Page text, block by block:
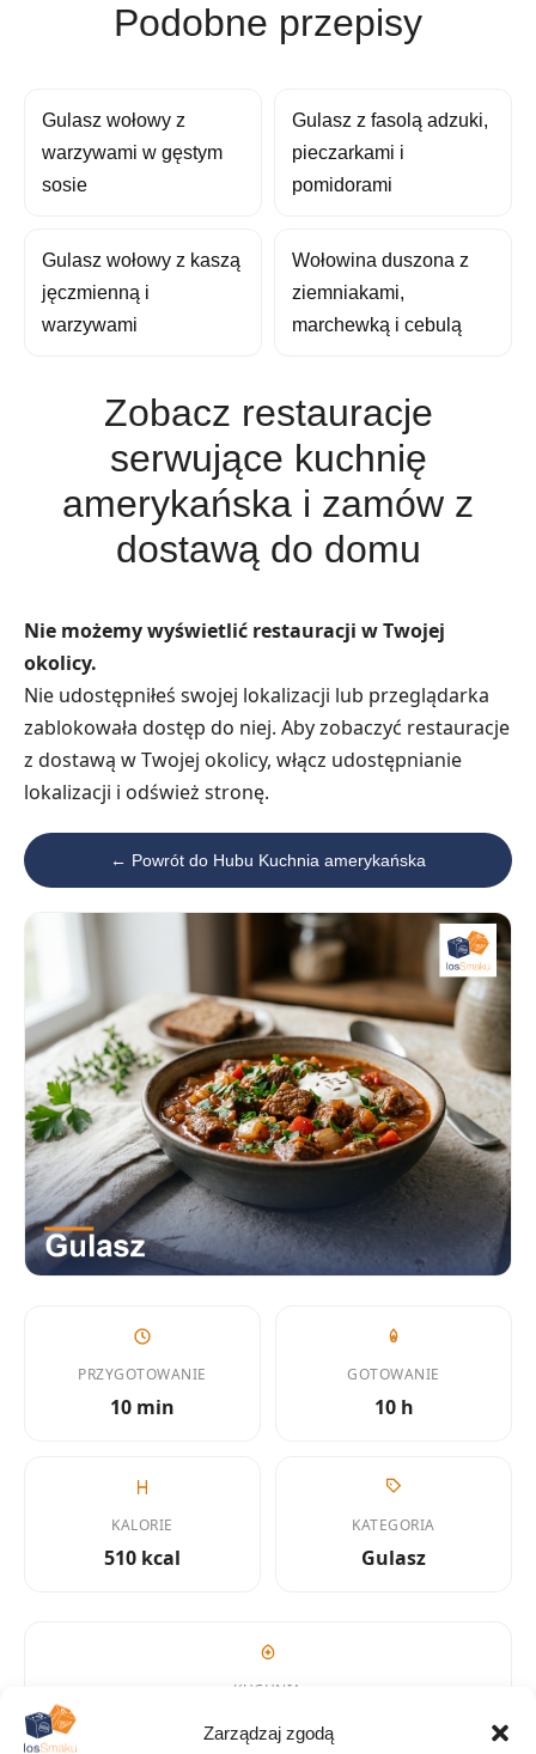
Zarządzaj zgodą
Podobne przepisy
Gulasz wołowy z
warzywami w gęstym
sosie
Gulasz z fasolą adzuki,
pieczarkami i
pomidorami
Gulasz wołowy z kaszą
jęczmienną i
warzywami
Wołowina duszona z
ziemniakami,
marchewką i cebulą
Zobacz restauracje
serwujące kuchnię
amerykańska i zamów z
dostawą do domu
Nie możemy wyświetlić restauracji w Twojej
okolicy.
Nie udostępniłeś swojej lokalizacji lub przeglądarka
zablokowała dostęp do niej. Aby zobaczyć restauracje
z dostawą w Twojej okolicy, włącz udostępnianie
lokalizacji i odśwież stronę.
← Powrót do Hubu Kuchnia amerykańska
PRZYGOTOWANIE
10 min
GOTOWANIE
10 h
KALORIE
510 kcal
KATEGORIA
Gulasz
KUCHNIA
Amerykańska